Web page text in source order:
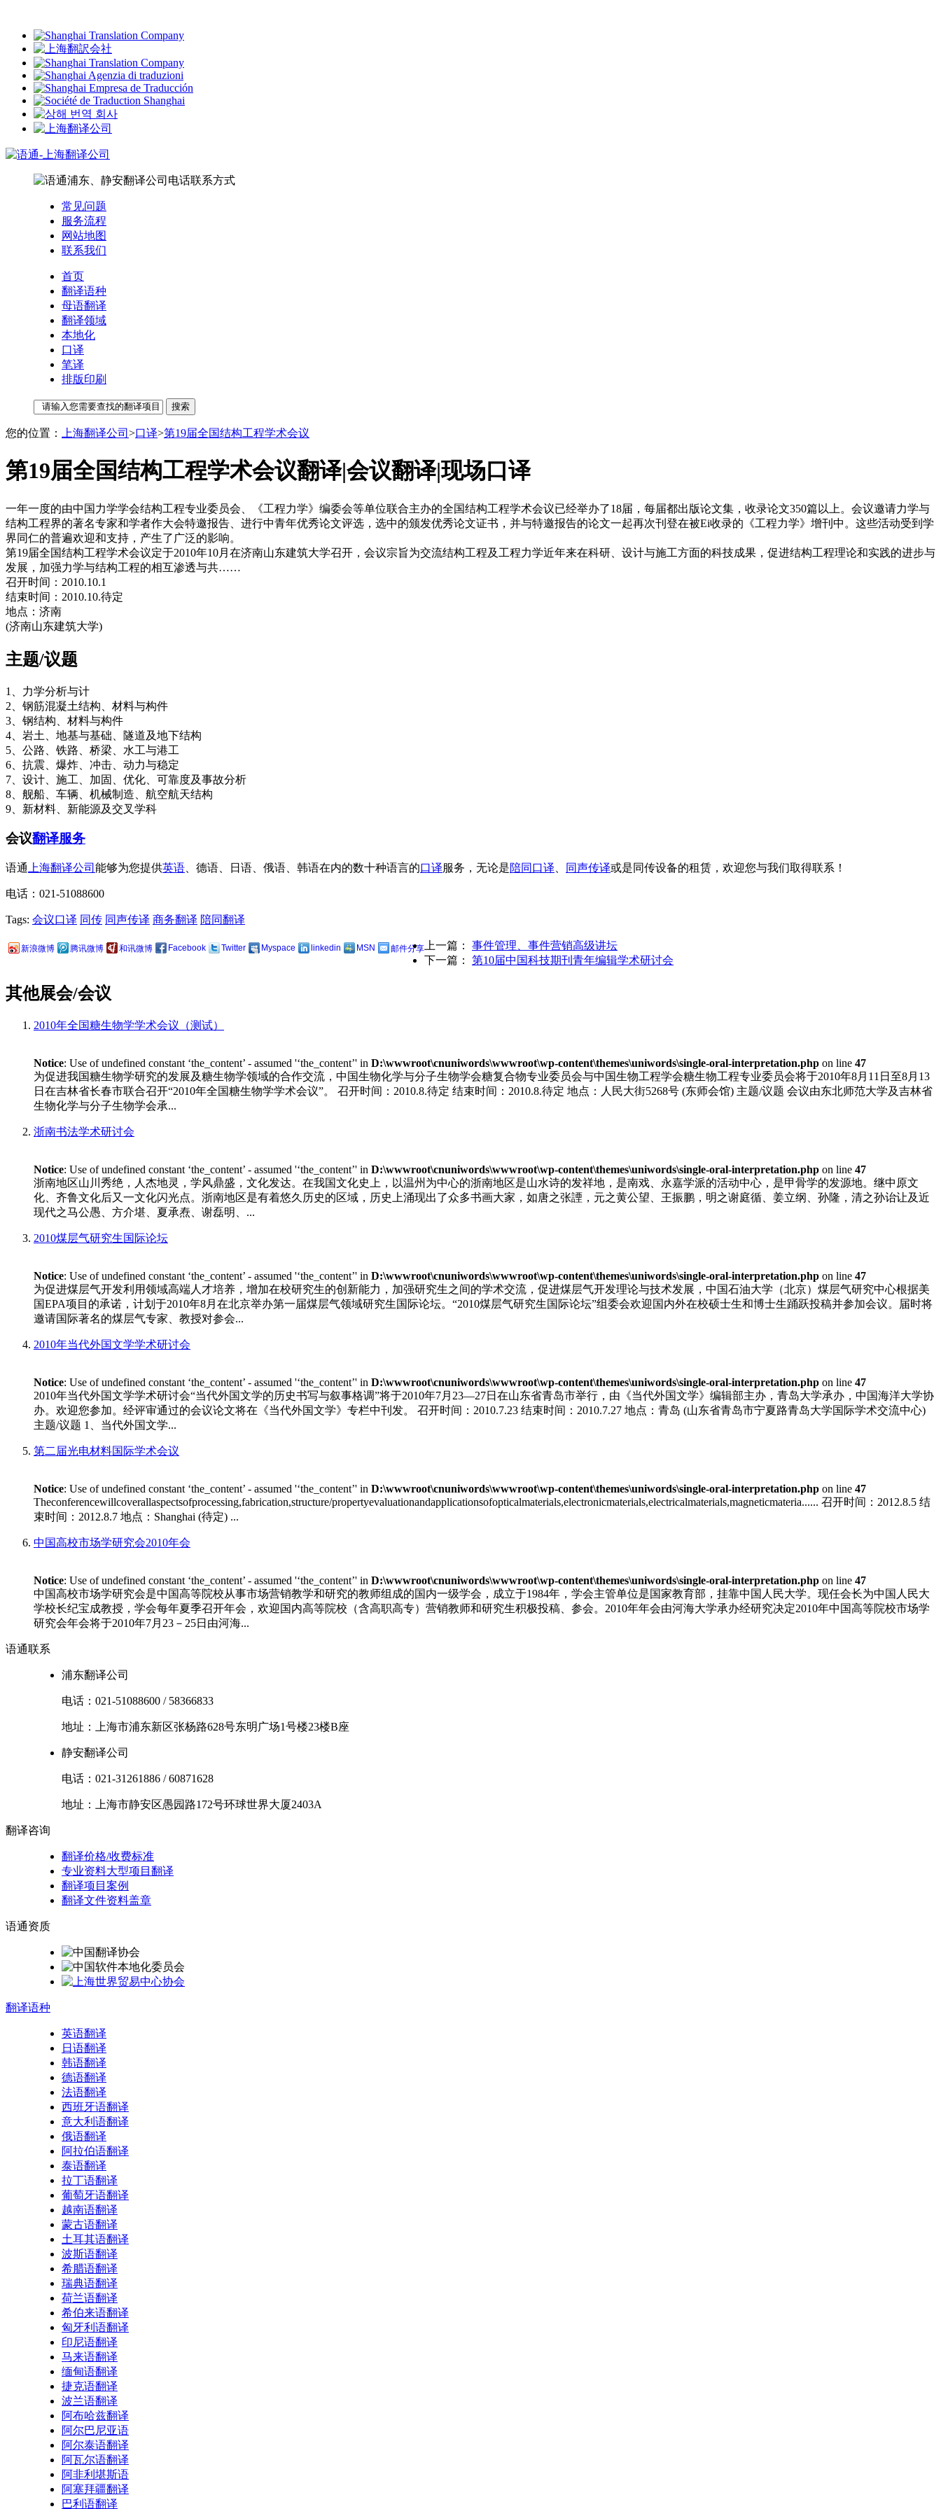
常见问题
服务流程
网站地图
联系我们
首页
翻译语种
母语翻译
翻译领域
本地化
口译
笔译
排版印刷
您的位置： 上海翻译公司 >口译>第19届全国结构工程学术会议
第19届全国结构工程学术会议翻译|会议翻译|现场口译
一年一度的由中国力学学会结构工程专业委员会、《工程力学》编委会等单位联合主办的全国结构工程学术会议已经举办了18届，每届都出版论文集，收录论文350篇以上。会议邀请力学与
结构工程界的著名专家和学者作大会特邀报告、进行中青年优秀论文评选，选中的颁发优秀论文证书，并与特邀报告的论文一起再次刊登在被Ei收录的《工程力学》增刊中。这些活动受到学
界同仁的普遍欢迎和支持，产生了广泛的影响。
第19届全国结构工程学术会议定于2010年10月在济南山东建筑大学召开，会议宗旨为交流结构工程及工程力学近年来在科研、设计与施工方面的科技成果，促进结构工程理论和实践的进步与
发展，加强力学与结构工程的相互渗透与共……
召开时间：2010.10.1
结束时间：2010.10.待定
地点：济南
(济南山东建筑大学)
主题/议题
1、力学分析与计
2、钢筋混凝土结构、材料与构件
3、钢结构、材料与构件
4、岩土、地基与基础、隧道及地下结构
5、公路、铁路、桥梁、水工与港工
6、抗震、爆炸、冲击、动力与稳定
7、设计、施工、加固、优化、可靠度及事故分析
8、舰船、车辆、机械制造、航空航天结构
9、新材料、新能源及交叉学科
会议翻译服务
语通 上海翻译公司 能够为您提供英语 、德语、日语、俄语、韩语在内的数十种语言的口译服务，无论是陪同口译 同声传译或是同传设备的租赁，欢迎您与我们取得联系！
电话：021-51088600
Tags: 会议口译 同传 同声传译 商务翻译 陪同翻译
新浪微博 腾讯微博 和讯微博 Facebook Twitter Myspace linkedin MSN 邮件分享 上一篇： 事件管理、事件营销高级讲坛
下一篇： 第10届中国科技期刊青年编辑学术研讨会
其他展会/会议
2010年全国糖生物学学术会议（测试）
Notice: Use of undefined constant ‘the_content’ - assumed '‘the_content’' in D:\wwwroot\cnuniwords\wwwroot\wp-content\themes\uniwords\single-oral-interpretation.php on line 47
为促进我国糖生物学研究的发展及糖生物学领域的合作交流，中国生物化学与分子生物学会糖复合物专业委员会与中国生物工程学会糖生物工程专业委员会将于2010年8月11日至8月13
日在吉林省长春市联合召开“2010年全国糖生物学学术会议”。 召开时间：2010.8.待定 结束时间：2010.8.待定 地点：人民大街5268号 (东师会馆) 主题/议题 会议由东北师范大学及吉林省
生物化学与分子生物学会承...
浙南书法学术研讨会
Notice: Use of undefined constant ‘the_content’ - assumed '‘the_content’' in D:\wwwroot\cnuniwords\wwwroot\wp-content\themes\uniwords\single-oral-interpretation.php on line 47
浙南地区山川秀绝，人杰地灵，学风鼎盛，文化发达。在我国文化史上，以温州为中心的浙南地区是山水诗的发祥地，是南戏、永嘉学派的活动中心，是甲骨学的发源地。继中原文
化、齐鲁文化后又一文化闪光点。浙南地区是有着悠久历史的区域，历史上涌现出了众多书画大家，如唐之张諲，元之黄公望、王振鹏，明之谢庭循、姜立纲、孙隆，清之孙诒让及近
现代之马公愚、方介堪、夏承焘、谢磊明、...
2010煤层气研究生国际论坛
Notice: Use of undefined constant ‘the_content’ - assumed '‘the_content’' in D:\wwwroot\cnuniwords\wwwroot\wp-content\themes\uniwords\single-oral-interpretation.php on line 47
为促进煤层气开发利用领域高端人才培养，增加在校研究生的创新能力，加强研究生之间的学术交流，促进煤层气开发理论与技术发展，中国石油大学（北京）煤层气研究中心根据美
国EPA项目的承诺，计划于2010年8月在北京举办第一届煤层气领域研究生国际论坛。“2010煤层气研究生国际论坛”组委会欢迎国内外在校硕士生和博士生踊跃投稿并参加会议。届时将
邀请国际著名的煤层气专家、教授对参会...
2010年当代外国文学学术研讨会
Notice: Use of undefined constant ‘the_content’ - assumed '‘the_content’' in D:\wwwroot\cnuniwords\wwwroot\wp-content\themes\uniwords\single-oral-interpretation.php on line 47
2010年当代外国文学学术研讨会“当代外国文学的历史书写与叙事格调”将于2010年7月23—27日在山东省青岛市举行，由《当代外国文学》编辑部主办，青岛大学承办，中国海洋大学协
办。欢迎您参加。经评审通过的会议论文将在《当代外国文学》专栏中刊发。 召开时间：2010.7.23 结束时间：2010.7.27 地点：青岛 (山东省青岛市宁夏路青岛大学国际学术交流中心)
主题/议题 1、当代外国文学...
第二届光电材料国际学术会议
Notice: Use of undefined constant ‘the_content’ - assumed '‘the_content’' in D:\wwwroot\cnuniwords\wwwroot\wp-content\themes\uniwords\single-oral-interpretation.php on line 47
Theconferencewillcoverallaspectsofprocessing,fabrication,structure/propertyevaluationandapplicationsofopticalmaterials,electronicmaterials,electricalmaterials,magneticmateria...... 召开时间：2012.8.5 结
束时间：2012.8.7 地点：Shanghai (待定) ...
中国高校市场学研究会2010年会
Notice: Use of undefined constant ‘the_content’ - assumed '‘the_content’' in D:\wwwroot\cnuniwords\wwwroot\wp-content\themes\uniwords\single-oral-interpretation.php on line 47
中国高校市场学研究会是中国高等院校从事市场营销教学和研究的教师组成的国内一级学会，成立于1984年，学会主管单位是国家教育部，挂靠中国人民大学。现任会长为中国人民大
学校长纪宝成教授，学会每年夏季召开年会，欢迎国内高等院校（含高职高专）营销教师和研究生积极投稿、参会。2010年年会由河海大学承办经研究决定2010年中国高等院校市场学
研究会年会将于2010年7月23－25日由河海...
语通联系
浦东翻译公司
电话： 021-51088600 / 58366833
地址： 上海市浦东新区张杨路628号东明广场1号楼23楼B座
静安翻译公司
电话： 021-31261886 /60871628
地址： 上海市静安区愚园路172号环球世界大厦2403A
翻译咨询
翻译价格/收费标准
专业资料大型项目翻译
翻译项目案例
翻译文件资料盖章
语通资质
翻译语种
英语翻译
日语翻译
韩语翻译
德语翻译
法语翻译
西班牙语翻译
意大利语翻译
俄语翻译
阿拉伯语翻译
泰语翻译
拉丁语翻译
葡萄牙语翻译
越南语翻译
蒙古语翻译
土耳其语翻译
波斯语翻译
希腊语翻译
瑞典语翻译
荷兰语翻译
希伯来语翻译
匈牙利语翻译
印尼语翻译
马来语翻译
缅甸语翻译
捷克语翻译
波兰语翻译
阿布哈兹翻译
阿尔巴尼亚语
阿尔泰语翻译
阿瓦尔语翻译
阿非利堪斯语
阿塞拜疆翻译
巴利语翻译